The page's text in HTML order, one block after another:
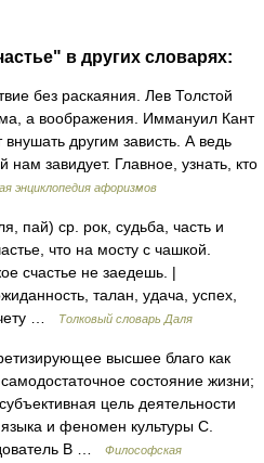
в других словарях:
без раскаяния. Лев Толстой
а воображения. Иммануил Кант
другим зависть. А ведь
нам завидует. Главное, узнать, кто
энциклопедия афоризмов
пай) ср. рок, судьба, часть и
что на мосту с чашкой.
счастье не заедешь. |
талан, удача, успех,
…
Толковый словарь Даля
высшее благо как
состояние жизни;
цель деятельности
и феномен культуры С.
В …
Философская